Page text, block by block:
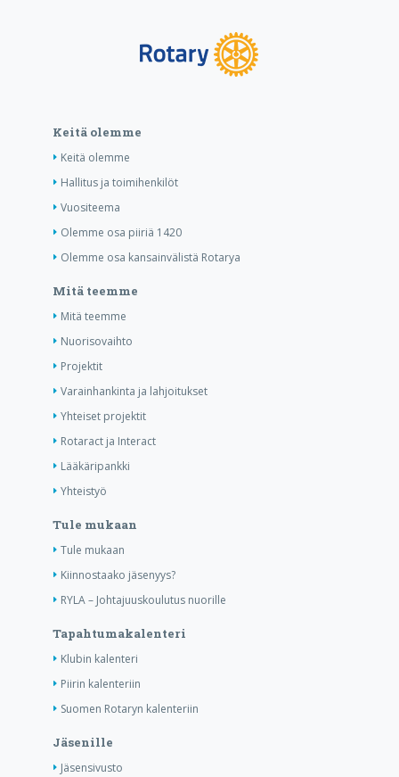
Keitä olemme
Keitä olemme
Hallitus ja toimihenkilöt
Vuositeema
Olemme osa piiriä 1420
Olemme osa kansainvälistä Rotarya
Mitä teemme
Mitä teemme
Nuorisovaihto
Projektit
Varainhankinta ja lahjoitukset
Yhteiset projektit
Rotaract ja Interact
Lääkäripankki
Yhteistyö
Tule mukaan
Tule mukaan
Kiinnostaako jäsenyys?
RYLA – Johtajuuskoulutus nuorille
Tapahtumakalenteri
Klubin kalenteri
Piirin kalenteriin
Suomen Rotaryn kalenteriin
Jäsenille
Jäsensivusto